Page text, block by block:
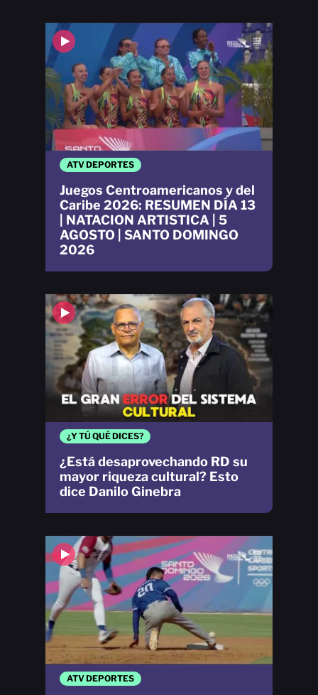
ATV DEPORTES
¿Y TÚ QUÉ DICES?
¿Está desaprovechando RD su
mayor riqueza cultural? Esto
dice Danilo Ginebra
ATV DEPORTES
Juegos Centroamericanos y del
Caribe 2026: RESUMEN DÍA 13
| NATACION ARTISTICA | 5
AGOSTO | SANTO DOMINGO
2026